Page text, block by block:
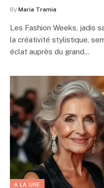
By Maria Tramia
Les Fashion Weeks, jadis
la créativité stylistique,
éclat auprès du grand…
A LA UNE